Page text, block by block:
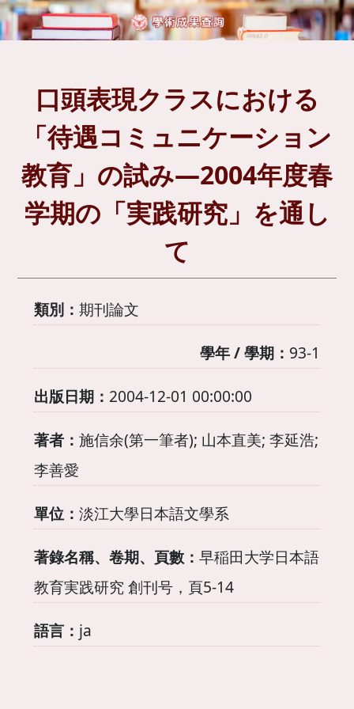
口頭表現クラスにおける
「待遇コミュニケーション
教育」の試み―2004年度春
学期の「実践研究」を通し
て
類別： 期刊論文
學年 / 學期： 93-1
出版日期： 2004-12-01 00:00:00
著者： 施信余(第一筆者); 山本直美; 李延浩;
李善愛
單位： 淡江大學日本語文學系
著錄名稱、卷期、頁數： 早稲田大学日本語
教育実践研究 創刊号，頁5-14
語言： ja